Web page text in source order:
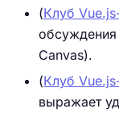
(Клуб
Canvas).
(Клуб
выражает